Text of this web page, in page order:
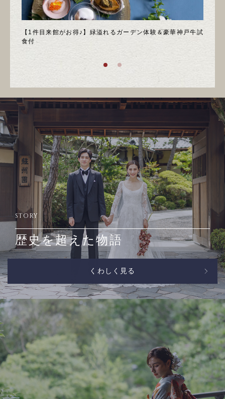
【1件目来館がお得♪】緑溢れるガーデン体験＆豪華神戸牛試
食付
STORY
歴史を超えた物語
くわしく見る